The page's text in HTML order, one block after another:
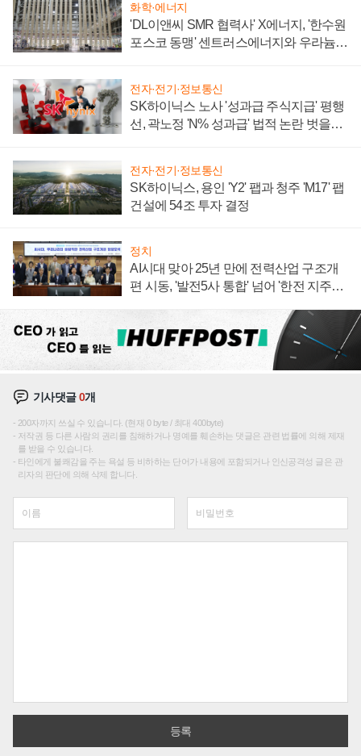
화학·에너지
'DL이앤씨 SMR 협력사' X에너지, '한수원
포스코 동맹' 센트러스에너지와 우라늄
전자·전기·정보통신
SK하이닉스 노사 '성과급 주식지급' 평행
선, 곽노정 'N% 성과급' 법적 논란 벗을지
전자·전기·정보통신
SK하이닉스, 용인 'Y2' 팹과 청주 'M17' 팹
건설에 54조 투자 결정
정치
AI시대 맞아 25년 만에 전력산업 구조개
편 시동, '발전5사 통합' 넘어 '한전 지주사'
기사댓글0개
200자까지 쓰실 수 있습니다. (현재 0 byte / 최대 400byte)
저작권 등 다른 사람의 권리를 침해하거나 명예를 훼손하는 댓글은 관련 법률에 의해 제재
를 받을 수 있습니다.
타인에게 불쾌감을 주는 욕설 등 비하하는 단어가 내용에 포함되거나 인신공격성 글은 관
리자의 판단에 의해 삭제 합니다.